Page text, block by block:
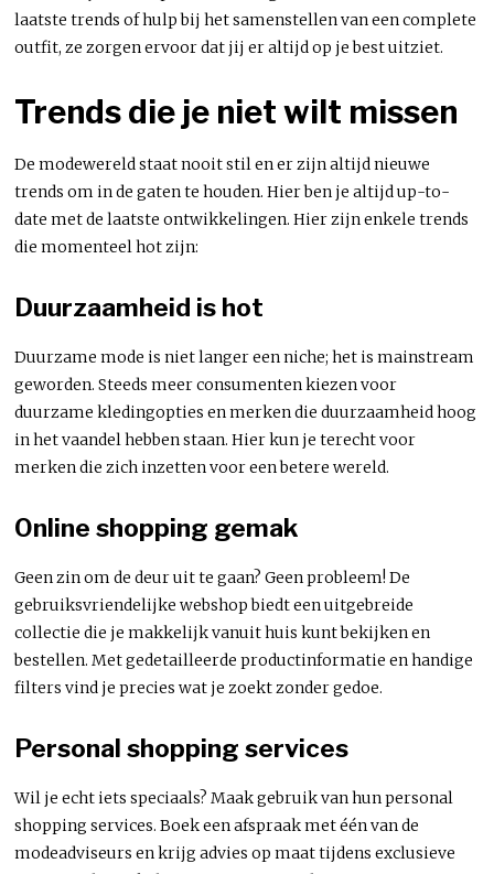
laatste trends of hulp bij het samenstellen van een complete
outfit, ze zorgen ervoor dat jij er altijd op je best uitziet.
Trends die je niet wilt missen
De modewereld staat nooit stil en er zijn altijd nieuwe
trends om in de gaten te houden. Hier ben je altijd up-to-
date met de laatste ontwikkelingen. Hier zijn enkele trends
die momenteel hot zijn:
Duurzaamheid is hot
Duurzame mode is niet langer een niche; het is mainstream
geworden. Steeds meer consumenten kiezen voor
duurzame kledingopties en merken die duurzaamheid hoog
in het vaandel hebben staan. Hier kun je terecht voor
merken die zich inzetten voor een betere wereld.
Online shopping gemak
Geen zin om de deur uit te gaan? Geen probleem! De
gebruiksvriendelijke webshop biedt een uitgebreide
collectie die je makkelijk vanuit huis kunt bekijken en
bestellen. Met gedetailleerde productinformatie en handige
filters vind je precies wat je zoekt zonder gedoe.
Personal shopping services
Wil je echt iets speciaals? Maak gebruik van hun personal
shopping services. Boek een afspraak met één van de
modeadviseurs en krijg advies op maat tijdens exclusieve